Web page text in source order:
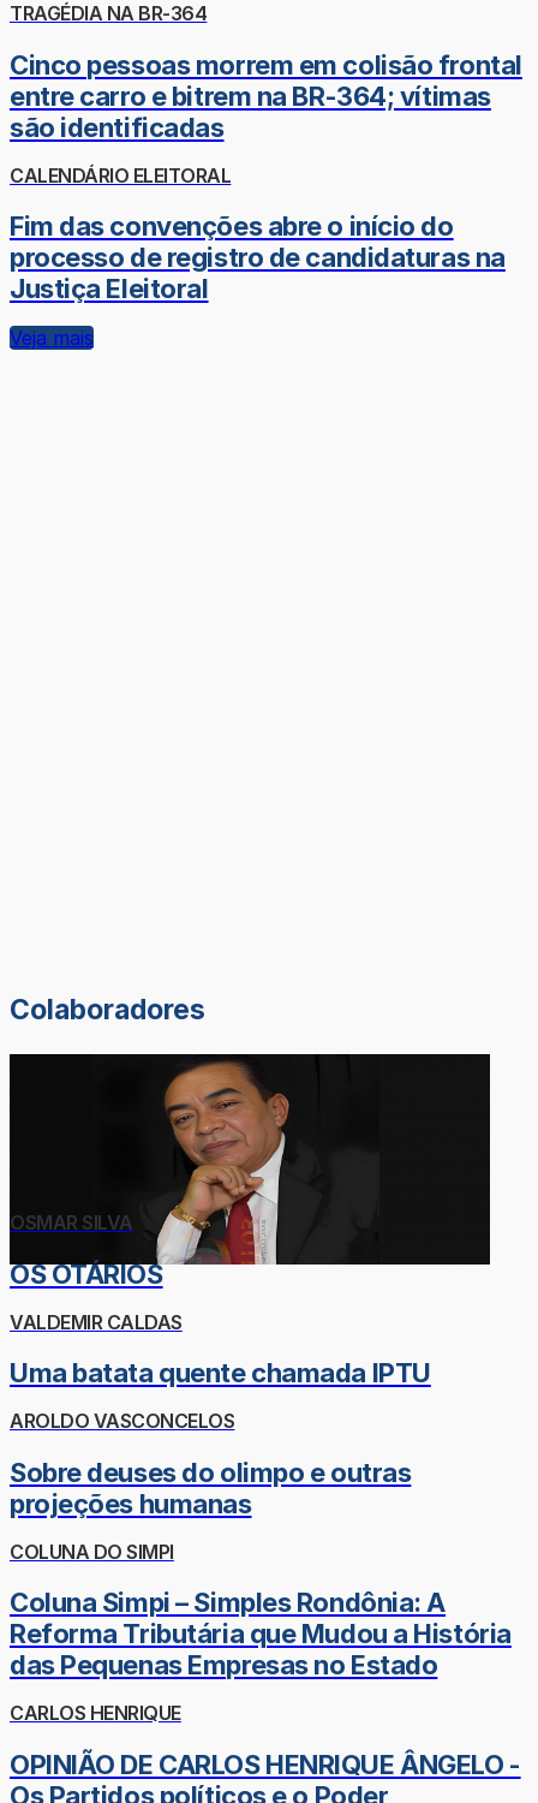
TRAGÉDIA NA BR-364
Cinco pessoas morrem em colisão frontal
entre carro e bitrem na BR-364; vítimas
são identificadas
CALENDÁRIO ELEITORAL
Fim das convenções abre o início do
processo de registro de candidaturas na
Justiça Eleitoral
Veja mais
Colaboradores
OSMAR SILVA
OS OTÁRIOS
VALDEMIR CALDAS
Uma batata quente chamada IPTU
AROLDO VASCONCELOS
Sobre deuses do olimpo e outras
projeções humanas
COLUNA DO SIMPI
Coluna Simpi – Simples Rondônia: A
Reforma Tributária que Mudou a História
das Pequenas Empresas no Estado
CARLOS HENRIQUE
OPINIÃO DE CARLOS HENRIQUE ÂNGELO -
Os Partidos políticos e o Poder